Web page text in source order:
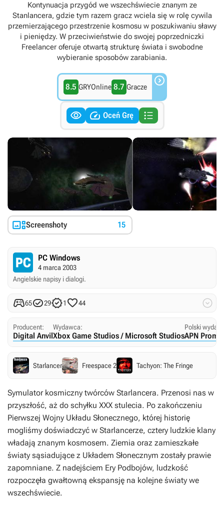
Kontynuacja przygód we wszechświecie znanym ze
Stanlancera, gdzie tym razem gracz wciela się w rolę cywila
przemierzającego przestrzenie kosmosu w poszukiwaniu sławy
i pieniędzy. W przeciwieństwie do swojej poprzedniczki
Freelancer oferuje otwartą strukturę świata i swobodne
wybieranie sposobów zarabiania.
8.5 GRYOnline 8.7 Gracze 
  Oceń Grę 
Screenshoty 15
PC Windows
4 marca 2003
Angielskie napisy i dialogi.
65291 44 
Producent:
Digital Anvil
Wydawca:
Xbox Game Studios / Microsoft Studios
Polski
APN
Starlancer Freespace 2 Tachyon: The Fringe
Symulator kosmiczny twórców Starlancera. Przenosi nas w
przyszłość, aż do schyłku XXX stulecia. Po zakończeniu
Pierwszej Wojny Układu Słonecznego, której historię
mogliśmy doświadczyć w Starlancerze, cztery ludzkie klany
władają znanym kosmosem. Ziemia oraz zamieszkałe
światy sąsiadujące z Układem Słonecznym zostały prawie
zapomniane. Z nadejściem Ery Podbojów, ludzkość
rozpoczęła gwałtowną ekspansję na kolejne światy we
wszechświecie.